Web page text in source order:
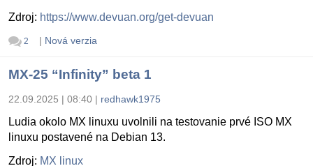
Zdroj: https://www.devuan.org/get-devuan
2 | Nová verzia
MX-25 “Infinity” beta 1
22.09.2025 | 08:40 | redhawk1975
Ludia okolo MX linuxu uvolnili na testovanie prvé ISO MX
linuxu postavené na Debian 13.
Zdroj: MX linux